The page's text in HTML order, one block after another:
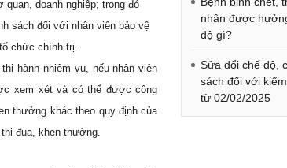
doanh nghiệp; trong đó
sách đối với nhân viên bảo vệ
chức chính trị.
hành nhiệm vụ, nếu nhân viên
xem xét và có thể được công
thưởng khác theo quy định của
đua, khen thưởng.
nhân được
độ gì?
Sửa đổi chế độ,
sách đối với
từ 02/02/2025